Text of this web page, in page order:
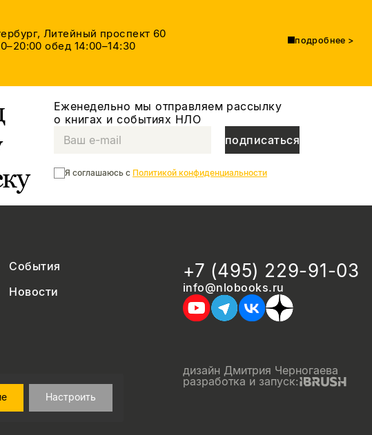
Литейный проспект 60
обед 14:00–14:30 подробнее >
Еженедельно мы отправляем рассылку
о книгах и событиях НЛО
подписаться
Я соглашаюсь с Политикой конфиденциальности
События
Новости
+7 (495) 229-91-03
info@nlobooks.ru
дизайн Дмитрия Черногаева
разработка и запуск:
Настроить